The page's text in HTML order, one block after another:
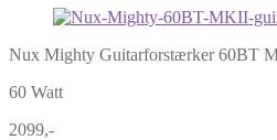
Nux Mighty Guitarforstærker 60BT
60 Watt
2099,-